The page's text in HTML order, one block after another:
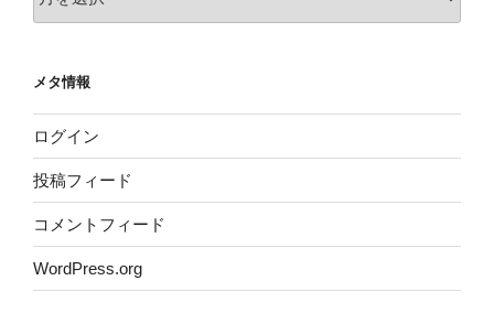
ー
ブ
メタ情報
ログイン
投稿フィード
コメントフィード
WordPress.org